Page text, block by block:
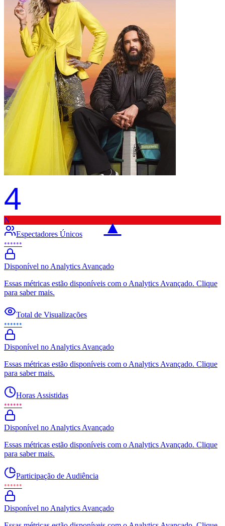
4
▲
N
Espectadores Únicos
••••••
Disponível no Analytics Avançado
Essas métricas estão disponíveis com o Analytics Avançado. Clique
para saber mais.
Total de Visualizações
••••••
Disponível no Analytics Avançado
Essas métricas estão disponíveis com o Analytics Avançado. Clique
para saber mais.
Horas Assistidas
••••••
Disponível no Analytics Avançado
Essas métricas estão disponíveis com o Analytics Avançado. Clique
para saber mais.
Participação de Audiência
••••••
Disponível no Analytics Avançado